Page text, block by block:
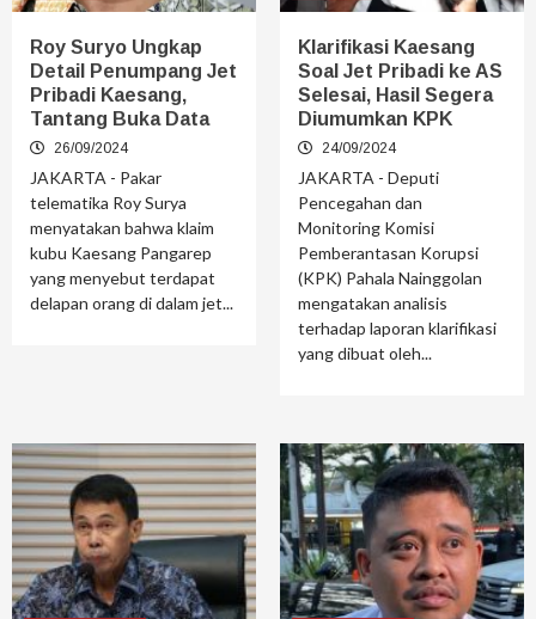
Roy Suryo Ungkap
Detail Penumpang Jet
Pribadi Kaesang,
Tantang Buka Data
26/09/2024
JAKARTA - Pakar
telematika Roy Surya
menyatakan bahwa klaim
kubu Kaesang Pangarep
yang menyebut terdapat
delapan orang di dalam jet...
Klarifikasi Kaesang
Soal Jet Pribadi ke AS
Selesai, Hasil Segera
Diumumkan KPK
24/09/2024
JAKARTA - Deputi
Pencegahan dan
Monitoring Komisi
Pemberantasan Korupsi
(KPK) Pahala Nainggolan
mengatakan analisis
terhadap laporan klarifikasi
yang dibuat oleh...